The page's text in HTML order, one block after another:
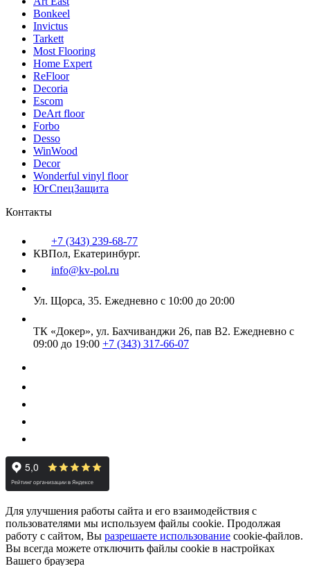
Bonkeel
Invictus
Tarkett
Most Flooring
Home Expert
ReFloor
Decoria
Escom
DeArt floor
Forbo
Desso
WinWood
Decor
Wonderful vinyl floor
ЮгСпецЗащита
Контакты
+7 (343) 239-68-77
КВПол, Екатеринбург.
info@kv-pol.ru
Ул. Щорса, 35. Ежедневно с 10:00 до 20:00
ТК «Докер», ул. Бахчиванджи 26, пав В2. Ежедневно с
09:00 до 19:00 +7 (343) 317-66-07
Для улучшения работы сайта и его взаимодействия с
пользователями мы используем файлы cookie. Продолжая
работу с сайтом, Вы разрешаете использование cookie-файлов.
Вы всегда можете отключить файлы cookie в настройках
Вашего браузера